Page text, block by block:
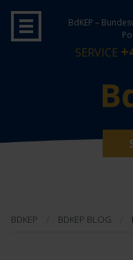
BdKEP –
SERVICE
BDKEP BDKEP BLOG